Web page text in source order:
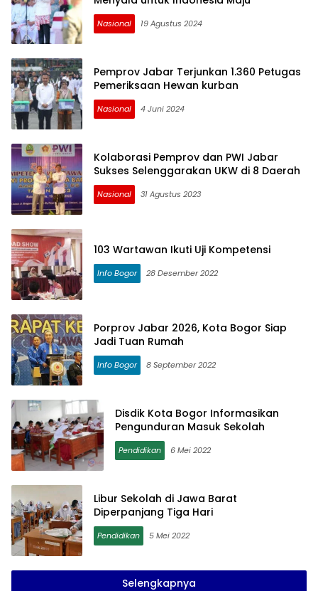
Nasional 19 Agustus 2024
Pemprov Jabar Terjunkan 1.360 Petugas
Pemeriksaan Hewan kurban
Nasional 4 Juni 2024
Kolaborasi Pemprov dan PWI Jabar
Sukses Selenggarakan UKW di 8 Daerah
Nasional 31 Agustus 2023
103 Wartawan Ikuti Uji Kompetensi
Info Bogor 28 Desember 2022
Porprov Jabar 2026, Kota Bogor Siap
Jadi Tuan Rumah
Info Bogor 8 September 2022
Disdik Kota Bogor Informasikan
Pengunduran Masuk Sekolah
Pendidikan 6 Mei 2022
Libur Sekolah di Jawa Barat
Diperpanjang Tiga Hari
Pendidikan 5 Mei 2022
Selengkapnya